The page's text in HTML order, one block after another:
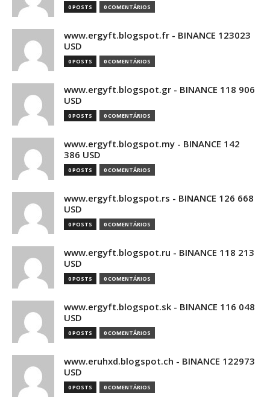
0 POSTS 0 COMENTÁRIOS
www.ergyft.blogspot.fr - BINANCE 123023
USD
0 POSTS 0 COMENTÁRIOS
www.ergyft.blogspot.gr - BINANCE 118 906
USD
0 POSTS 0 COMENTÁRIOS
www.ergyft.blogspot.my - BINANCE 142
386 USD
0 POSTS 0 COMENTÁRIOS
www.ergyft.blogspot.rs - BINANCE 126 668
USD
0 POSTS 0 COMENTÁRIOS
www.ergyft.blogspot.ru - BINANCE 118 213
USD
0 POSTS 0 COMENTÁRIOS
www.ergyft.blogspot.sk - BINANCE 116 048
USD
0 POSTS 0 COMENTÁRIOS
www.eruhxd.blogspot.ch - BINANCE 122973
USD
0 POSTS 0 COMENTÁRIOS